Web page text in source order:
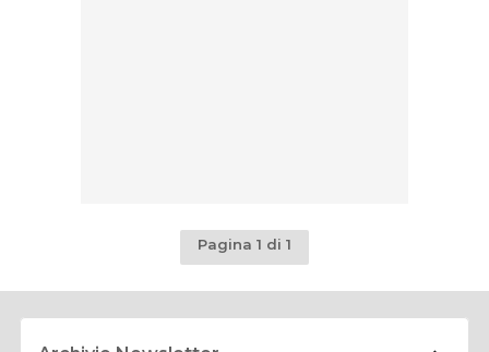
Pagina 1 di 1